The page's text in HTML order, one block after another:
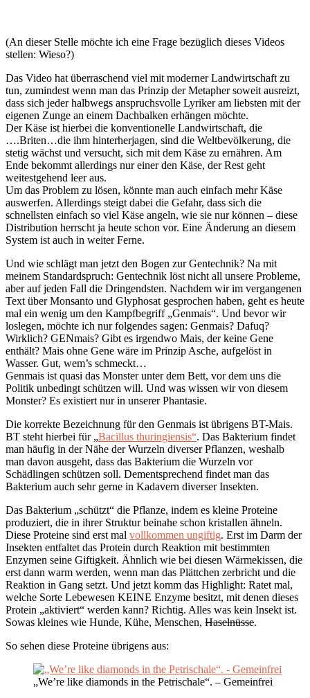
(An dieser Stelle möchte ich eine Frage bezüglich dieses Videos
stellen: Wieso?)
Das Video hat überraschend viel mit moderner Landwirtschaft zu
tun, zumindest wenn man das Prinzip der Metapher soweit ausreizt,
dass sich jeder halbwegs anspruchsvolle Lyriker am liebsten mit der
eigenen Zunge an einem Dachbalken erhängen möchte.
Der Käse ist hierbei die konventionelle Landwirtschaft, die
….Briten…die ihm hinterherjagen, sind die Weltbevölkerung, die
stetig wächst und versucht, sich mit dem Käse zu ernähren. Am
Ende bekommt allerdings nur einer den Käse, der Rest geht
weitestgehend leer aus.
Um das Problem zu lösen, könnte man auch einfach mehr Käse
auswerfen. Allerdings steigt dabei die Gefahr, dass sich die
schnellsten einfach so viel Käse angeln, wie sie nur können – diese
Distribution herrscht ja heute schon vor. Eine Änderung an diesem
System ist auch in weiter Ferne.
Und wie schlägt man jetzt den Bogen zur Gentechnik? Na mit
meinem Standardspruch: Gentechnik löst nicht all unsere Probleme,
aber auf jeden Fall die Dringendsten. Nachdem wir im vergangenen
Text über Monsanto und Glyphosat gesprochen haben, geht es heute
mal ein wenig um den Kampfbegriff „Genmais“. Und bevor wir
loslegen, möchte ich nur folgendes sagen: Genmais? Dafuq?
Wirklich? GENmais? Gibt es irgendwo Mais, der keine Gene
enthält? Mais ohne Gene wäre im Prinzip Asche, aufgelöst in
Wasser. Gut, wem’s schmeckt…
Genmais ist quasi das Monster unter dem Bett, vor dem uns die
Politik unbedingt schützen will. Und was wissen wir von diesem
Monster? Es existiert nur in unserer Phantasie.
Die korrekte Bezeichnung für den Genmais ist übrigens BT-Mais.
BT steht hierbei für „Bacillus thuringiensis“. Das Bakterium findet
man häufig in der Nähe der Wurzeln diverser Pflanzen, weshalb
man davon ausgeht, dass das Bakterium die Wurzeln vor
Schädlingen schützen soll. Dementsprechend findet man das
Bakterium auch sehr gerne in Kadavern diverser Insekten.
Das Bakterium „schützt“ die Pflanze, indem es kleine Proteine
produziert, die in ihrer Struktur beinahe schon kristallen ähneln.
Diese Proteine sind erst mal vollkommen ungiftig. Erst im Darm der
Insekten entfaltet das Protein durch Reaktion mit bestimmten
Enzymen seine Giftigkeit. Ähnlich wie bei diesen Wärmekissen, die
erst dann warm werden, wenn man das Plättchen zerbricht und die
Reaktion in Gang setzt. Und jetzt komm das Highlight: Ratet mal,
welche Sorte Lebewesen KEINE Enzyme besitzt, mit denen dieses
Protein „aktiviert“ werden kann? Richtig. Alles was kein Insekt ist.
Sowas kleines wie Hunde, Kühe, Menschen, Haselnüsse.
So sehen diese Proteine übrigens aus:
„We’re like diamonds in the Petrischale“. – Gemeinfrei